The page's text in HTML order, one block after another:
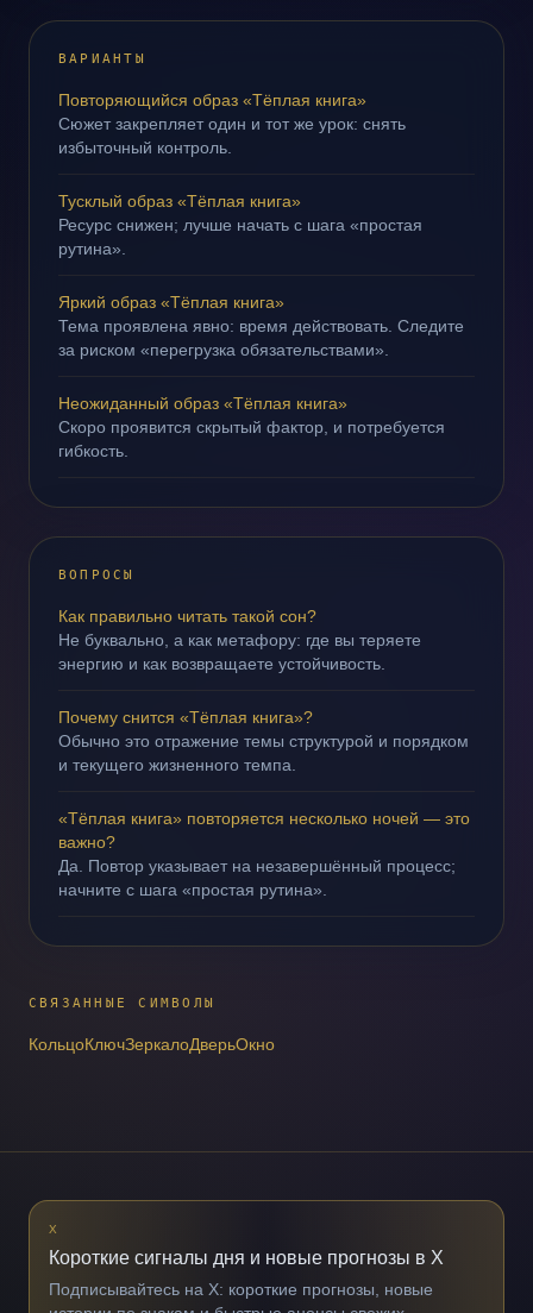
ВАРИАНТЫ
Повторяющийся образ «Тёплая книга»
Сюжет закрепляет один и тот же урок: снять
избыточный контроль.
Тусклый образ «Тёплая книга»
Ресурс снижен; лучше начать с шага «простая
рутина».
Яркий образ «Тёплая книга»
Тема проявлена явно: время действовать. Следите
за риском «перегрузка обязательствами».
Неожиданный образ «Тёплая книга»
Скоро проявится скрытый фактор, и потребуется
гибкость.
ВОПРОСЫ
Как правильно читать такой сон?
Не буквально, а как метафору: где вы теряете
энергию и как возвращаете устойчивость.
Почему снится «Тёплая книга»?
Обычно это отражение темы структурой и порядком
и текущего жизненного темпа.
«Тёплая книга» повторяется несколько ночей — это
важно?
Да. Повтор указывает на незавершённый процесс;
начните с шага «простая рутина».
СВЯЗАННЫЕ СИМВОЛЫ
КольцоКлючЗеркалоДверьОкно
X
Короткие сигналы дня и новые прогнозы в X
Подписывайтесь на X: короткие прогнозы, новые